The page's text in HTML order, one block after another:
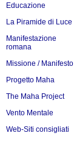
Educazione
La Piramide di Luce
Manifestazione
romana
Missione / Manifesto
Progetto Maha
The Maha Project
Vento Mentale
Web-Siti consigliati